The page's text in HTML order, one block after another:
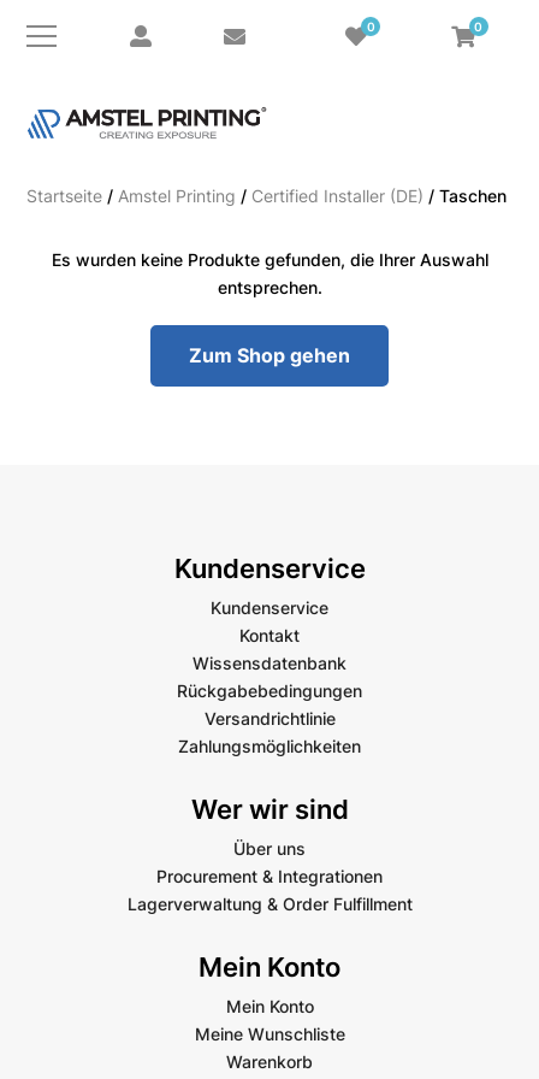
0 0
Startseite / Amstel Printing / Certified Installer (DE) / Taschen
Es wurden keine Produkte gefunden, die Ihrer Auswahl
entsprechen.
Zum Shop gehen
Kundenservice
Kundenservice
Kontakt
Wissensdatenbank
Rückgabebedingungen
Versandrichtlinie
Zahlungsmöglichkeiten
Wer wir sind
Über uns
Procurement & Integrationen
Lagerverwaltung & Order Fulfillment
Mein Konto
Mein Konto
Meine Wunschliste
Warenkorb